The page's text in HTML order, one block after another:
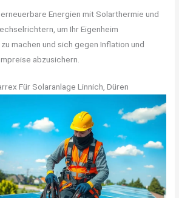
Energien mit Solarthermie und
um Ihr Eigenheim
machen und sich gegen Inflation und
abzusichern.
Für Solaranlage Linnich, Düren